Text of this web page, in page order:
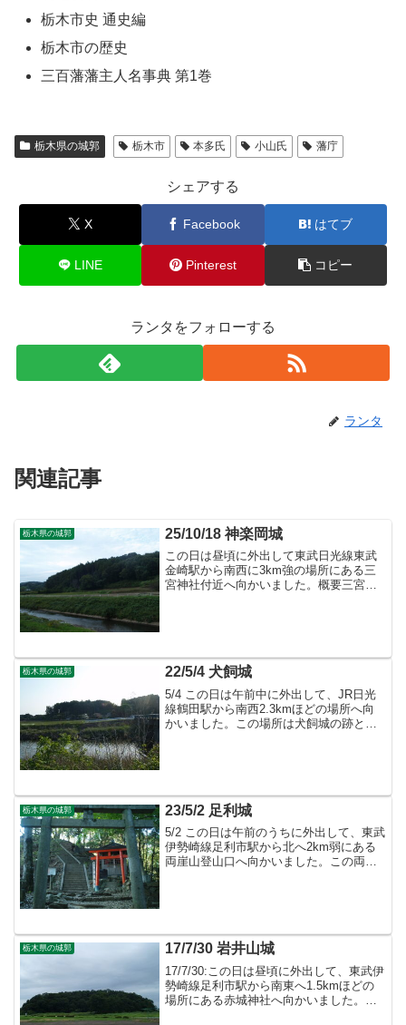
栃木市史 通史編
栃木市の歴史
三百藩藩主人名事典 第1巻
栃木県の城郭 栃木市 本多氏 小山氏 藩庁
シェアする
X Facebook はてブ
LINE Pinterest コピー
ランタをフォローする
ランタ
関連記事
栃木県の城郭 25/10/18 神楽岡城
この日は昼頃に外出して東武日光線東武
金崎駅から南西に3km強の場所にある三
宮神社付近へ向かいました。概要三宮神
栃木県の城郭 22/5/4 犬飼城
5/4 この日は午前中に外出して、JR日光
線鶴田駅から南西2.3kmほどの場所へ向
かいました。この場所は犬飼城の跡とさ
栃木県の城郭 23/5/2 足利城
5/2 この日は午前のうちに外出して、東武
伊勢崎線足利市駅から北へ2km弱にある
両崖山登山口へ向かいました。この両崖
栃木県の城郭 17/7/30 岩井山城
17/7/30:この日は昼頃に外出して、東武伊
勢崎線足利市駅から南東へ1.5kmほどの
場所にある赤城神社へ向かいました。こ